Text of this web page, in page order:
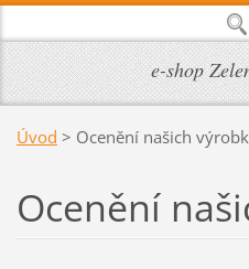
e-shop
Úvod > Ocenění našich
Ocenění